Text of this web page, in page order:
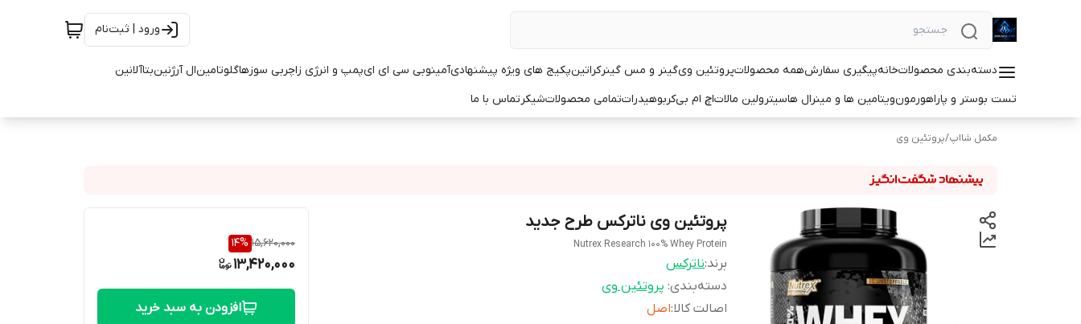
ورود | ثبت‌نام
دسته‌بندی محصولاتخانهپیگیری سفارشهمه محصولاتپروتئین ویگینر و مس گینرکراتینپکیج های ویژه پیشنهادیآمینوبی سی ای ایپمپ و انرژی زاچربی سوزهاگلوتامینال آرژنینبتاآلانین
تست بوستر و پاراهورمونویتامین ها و مینرال هاسیترولین مالاتاچ ام بیکربوهیدراتتمامی محصولاتشیکرتماس با ما
مکمل شااپ/پروتئین وی
پروتئین وی ناترکس طرح جدید
Nutrex Research 100% Whey Protein
برند:ناترکس
دسته‌بندی: پروتئین وی
اصالت کالا:اصل
15,620,000
14%
13,420,000
افزودن به سبد خرید